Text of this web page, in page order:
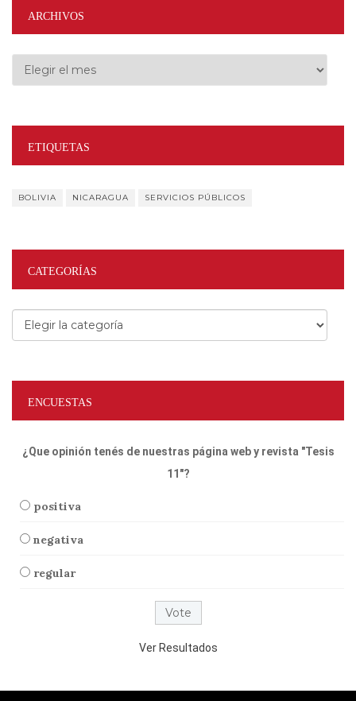
ARCHIVOS
Archivos
ETIQUETAS
BOLIVIA NICARAGUA SERVICIOS PÚBLICOS
CATEGORÍAS
Categorías
ENCUESTAS
¿Que opinión tenés de nuestras página web y revista "Tesis
11"?
positiva
negativa
regular
Ver Resultados